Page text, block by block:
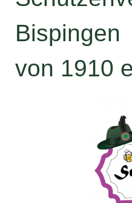
Bispingen
von 1910